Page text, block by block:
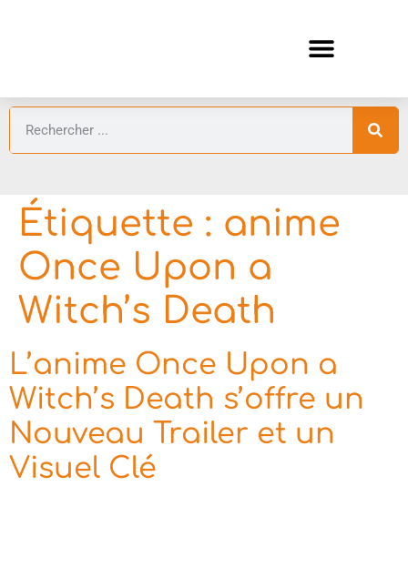
Étiquette : anime
Once Upon a
Witch’s Death
L’anime Once Upon a
Witch’s Death s’offre un
Nouveau Trailer et un
Visuel Clé